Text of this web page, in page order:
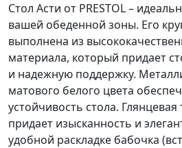
Стол Асти от PRESTOL –
вашей обеденной зоны. Его
выполнена из
материала, который придает
и надежную поддержку.
матового белого цвета
устойчивость стола.
придает изысканность и
удобной раскладке бабочка